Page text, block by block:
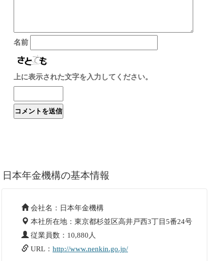
名前
上に表示された文字を入力してください。
日本年金機構の基本情報
会社名：日本年金機構
本社所在地：東京都杉並区高井戸西3丁目5番24号
従業員数：10,880人
URL： http://www.nenkin.go.jp/